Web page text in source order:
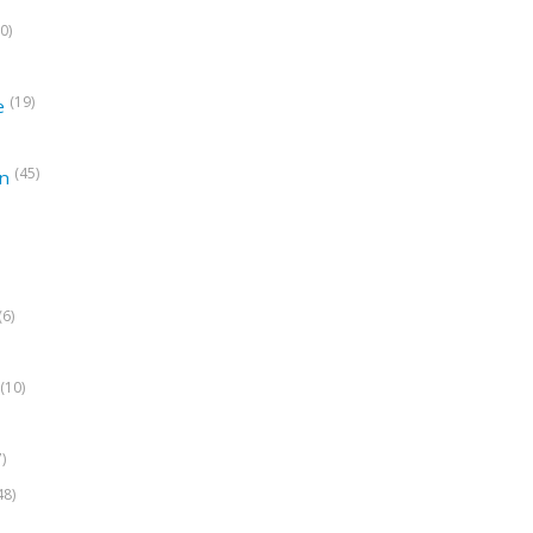
(19)
(45)
(10)